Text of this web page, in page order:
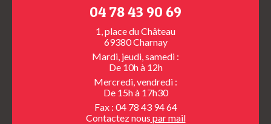
04 78 43 90 69
1, place du Château
69380 Charnay
Mardi, jeudi, samedi :
De 10h à 12h
Mercredi, vendredi :
De 15h à 17h30
Fax : 04 78 43 94 64
Contactez nous par mail